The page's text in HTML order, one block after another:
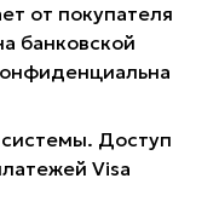
от покупателя
банковской
Доступ
Visa